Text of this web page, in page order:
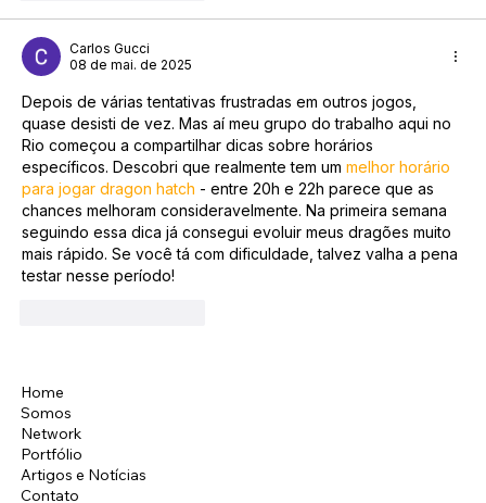
Carlos Gucci
08 de mai. de 2025
Depois de várias tentativas frustradas em outros jogos,
quase desisti de vez. Mas aí meu grupo do trabalho aqui no
Rio começou a compartilhar dicas sobre horários
específicos. Descobri que realmente tem um melhor horário
para jogar dragon hatch - entre 20h e 22h parece que as
chances melhoram consideravelmente. Na primeira semana
seguindo essa dica já consegui evoluir meus dragões muito
mais rápido. Se você tá com dificuldade, talvez valha a pena
testar nesse período!
Home
Somos
Network
Portfólio
Artigos e Notícias
Contato